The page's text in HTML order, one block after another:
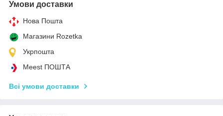
Умови доставки
Нова Пошта
Магазини Rozetka
Укрпошта
Meest ПОШТА
Всі умови доставки